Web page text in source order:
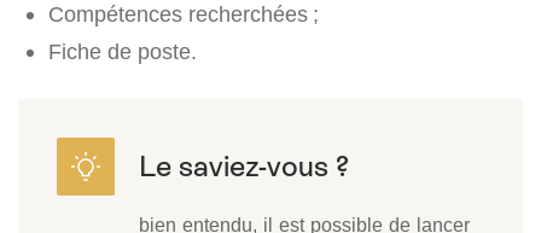
Compétences recherchées ;
Fiche de poste.
bien entendu, il est possible de lancer